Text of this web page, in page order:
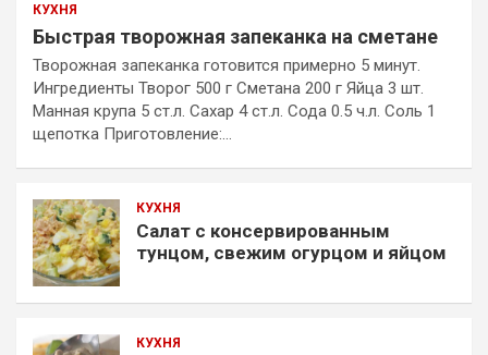
КУХНЯ
Быстрая творожная запеканка на сметане
Творожная запеканка готовится примерно 5 минут.
Ингредиенты Творог 500 г Сметана 200 г Яйца 3 шт.
Манная крупа 5 ст.л. Сахар 4 ст.л. Сода 0.5 ч.л. Соль 1
щепотка Приготовление:…
КУХНЯ
Салат с консервированным
тунцом, свежим огурцом и яйцом
КУХНЯ